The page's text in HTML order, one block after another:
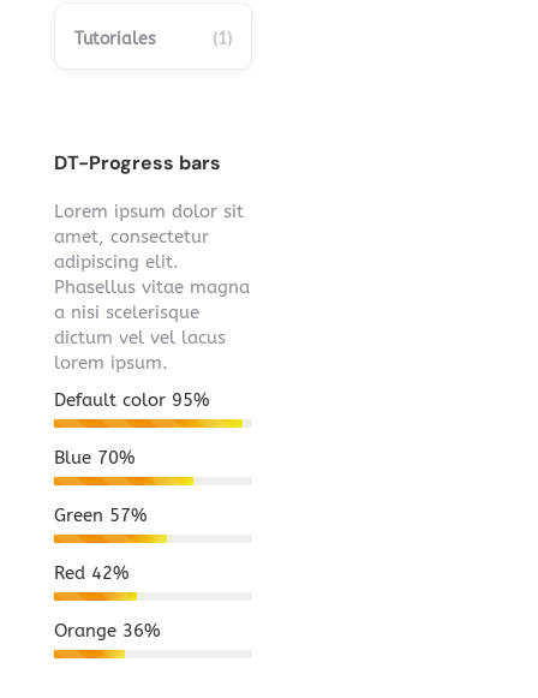
Tutoriales (1)
DT-Progress bars
Lorem ipsum dolor sit
amet, consectetur
adipiscing elit.
Phasellus vitae magna
a nisi scelerisque
dictum vel vel lacus
lorem ipsum.
Default color 95%
Blue 70%
Green 57%
Red 42%
Orange 36%